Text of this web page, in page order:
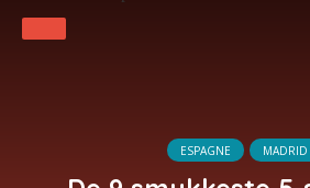
ESPAGNE MADRID